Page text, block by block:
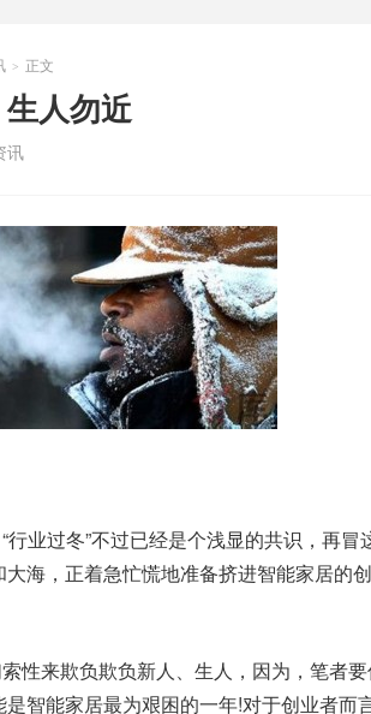
> 正文
人勿近
讯
业过冬”不过已经是个浅显的共识，再冒
海，正着急忙慌地准备挤进智能家居的
性来欺负欺负新人、生人，因为，笔者
智能家居最为艰困的一年!对于创业者而